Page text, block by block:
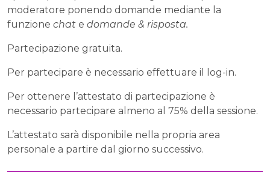
moderatore ponendo domande mediante la
funzione chat e domande & risposta.
Partecipazione gratuita.
Per partecipare è necessario effettuare il log-in.
Per ottenere l’attestato di partecipazione è
necessario partecipare almeno al 75% della sessione.
L’attestato sarà disponibile nella propria area
personale a partire dal giorno successivo.